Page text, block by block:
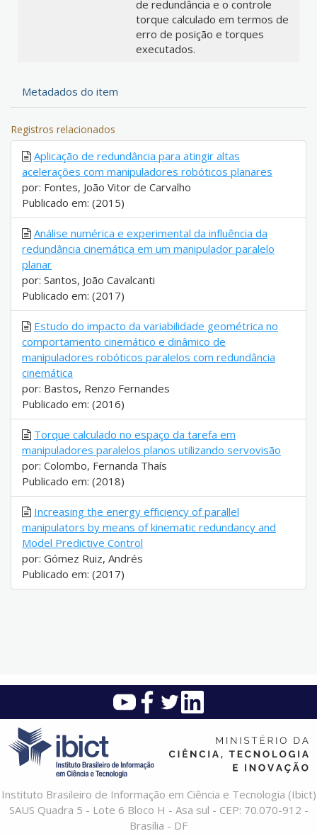
de redundância e o controle
torque calculado em termos de
erro de posição e torques
executados.
Metadados do item
Registros relacionados
Aplicação de redundância para atingir altas
acelerações com manipuladores robóticos planares
por: Fontes, João Vitor de Carvalho
Publicado em: (2015)
Análise numérica e experimental da influência da
redundância cinemática em um manipulador paralelo
planar
por: Santos, João Cavalcanti
Publicado em: (2017)
Estudo do impacto da variabilidade geométrica no
comportamento cinemático e dinâmico de
manipuladores robóticos paralelos com redundância
cinemática
por: Bastos, Renzo Fernandes
Publicado em: (2016)
Torque calculado no espaço da tarefa em
manipuladores paralelos planos utilizando servovisão
por: Colombo, Fernanda Thaís
Publicado em: (2018)
Increasing the energy efficiency of parallel
manipulators by means of kinematic redundancy and
Model Predictive Control
por: Gómez Ruiz, Andrés
Publicado em: (2017)
Instituto Brasileiro de Informação em Ciência e Tecnologia (Ibict)
SAUS Quadra 5 - Lote 6 Bloco H - Asa sul - CEP: 70.070-912 -
Brasília - DF